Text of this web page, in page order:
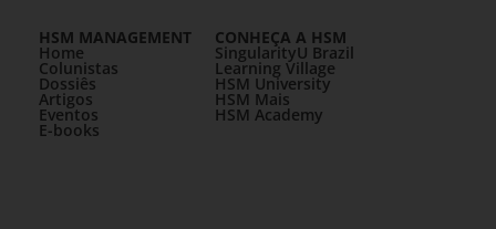
HSM MANAGEMENT
Home
Colunistas
Dossiês
Artigos
Eventos
E-books
CONHEÇA A HSM
SingularityU Brazil
Learning Village
HSM University
HSM Mais
HSM Academy